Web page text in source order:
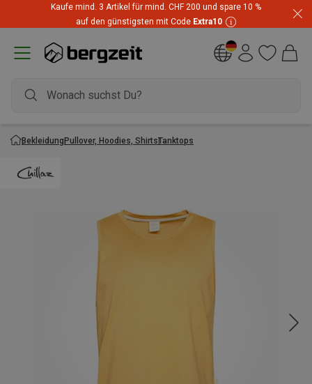
Kaufe mind. 3 Artikel für mind. CHF 200 und spare 10 %
auf den günstigsten mit Code Extra10
BekleidungPullover, Hoodies, ShirtsTanktops